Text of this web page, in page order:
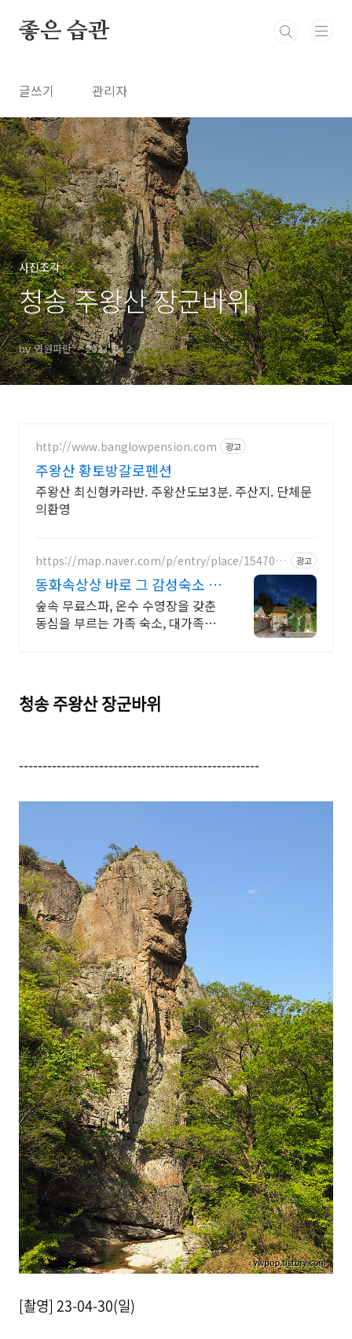
좋은 습관
글쓰기 관리자
사진조각
청송 주왕산 장군바위
by 영원파란 2023. 5. 2.
http://www.banglowpension.com 광고
주왕산 황토방갈로펜션
주왕산 최신형카라반. 주왕산도보3분. 주산지. 단체문
의환영
https://map.naver.com/p/entry/place/1547035
광고
동화속상상 바로 그 감성숙소 제
주서쪽 오설록근처 완벽독채
숲속 무료스파, 온수 수영장을 갖춘
동심을 부르는 가족 숙소, 대가족환
청송 주왕산 장군바위
---------------------------------------------------
[촬영] 23-04-30(일)